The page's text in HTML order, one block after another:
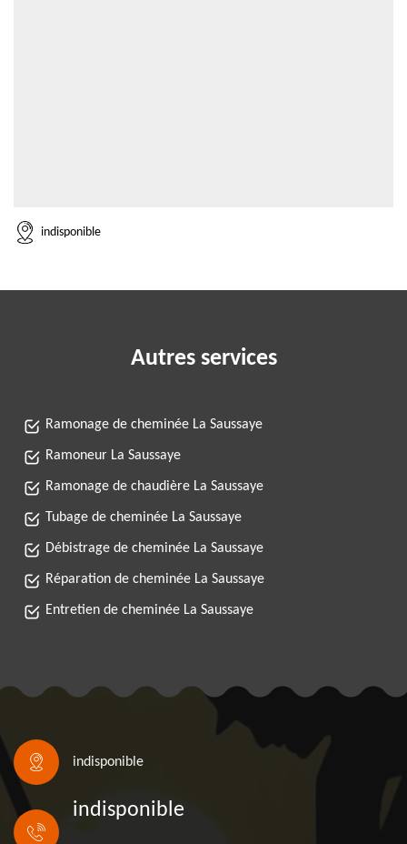
indisponible
Autres services
Ramonage de cheminée La Saussaye
Ramoneur La Saussaye
Ramonage de chaudière La Saussaye
Tubage de cheminée La Saussaye
Débistrage de cheminée La Saussaye
Réparation de cheminée La Saussaye
Entretien de cheminée La Saussaye
indisponible
indisponible